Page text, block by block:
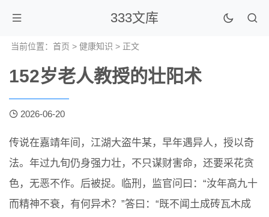
333文库
当前位置： 首页 > 健康知识 > 正文
152岁老人教授的壮阳术
2026-06-20
传说在嘉靖年间，江湖大盗牛某，早年遇异人，授以奇
法。年过九旬仍身强力壮，不只谋财害命，还要采花贪
色，无恶不作。后被捉。临刑，监官问曰：“汝年高九十
而精神不衰，有何异术？”答曰：“既不闻土成砖瓦木成